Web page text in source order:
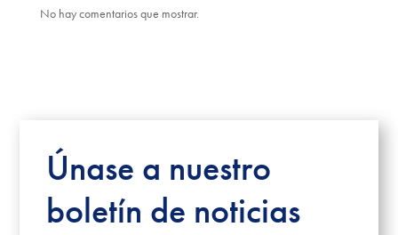
No hay comentarios que mostrar.
Únase a nuestro
boletín de noticias